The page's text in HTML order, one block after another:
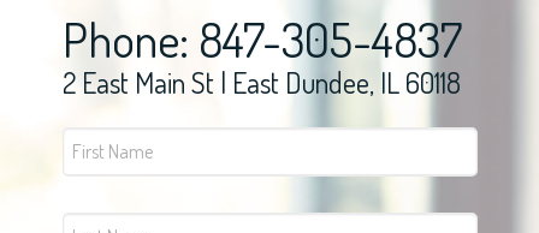
Phone: 847-305-4837
2 East Main St | East Dundee, IL 60118